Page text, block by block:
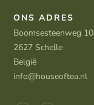
ONS ADRES
Boomsesteenweg 10
2627 Schelle
België
info@houseoftea.nl